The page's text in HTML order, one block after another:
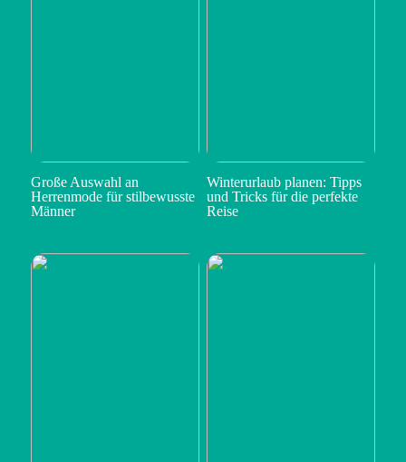
Große Auswahl an
Herrenmode für stilbewusste
Männer
Winterurlaub planen: Tipps
und Tricks für die perfekte
Reise